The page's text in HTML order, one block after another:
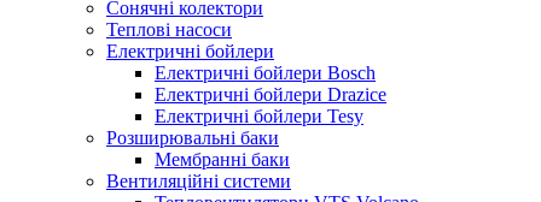
Сонячні колектори
Теплові насоси
Електричні бойлери
Електричні бойлери Bosch
Електричні бойлери Drazice
Електричні бойлери Tesy
Розширювальні баки
Мембранні баки
Вентиляційні системи